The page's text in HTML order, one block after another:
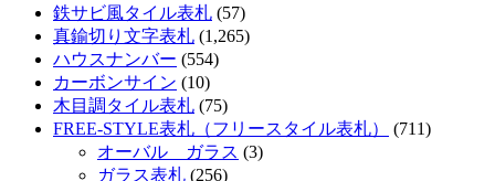
鉄サビ風タイル表札 (57)
真鍮切り文字表札 (1,265)
ハウスナンバー (554)
カーボンサイン (10)
木目調タイル表札 (75)
FREE-STYLE表札（フリースタイル表札）
(711)
オーバル ガラス (3)
ガラス表札 (256)